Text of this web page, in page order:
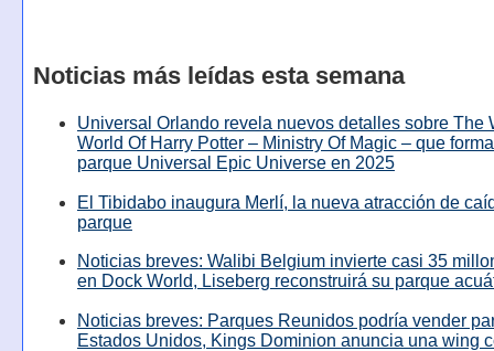
Noticias más leídas esta semana
Universal Orlando revela nuevos detalles sobre The
World Of Harry Potter – Ministry Of Magic – que
parque Universal Epic Universe en 2025
El Tibidabo inaugura Merlí, la nueva atracción de
parque
Noticias breves: Walibi Belgium invierte casi 35
en Dock World, Liseberg reconstruirá su parque
Noticias breves: Parques Reunidos podría vender
Estados Unidos, Kings Dominion anuncia una wing